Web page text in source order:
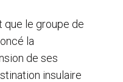
que le groupe de
la
de ses
insulaire